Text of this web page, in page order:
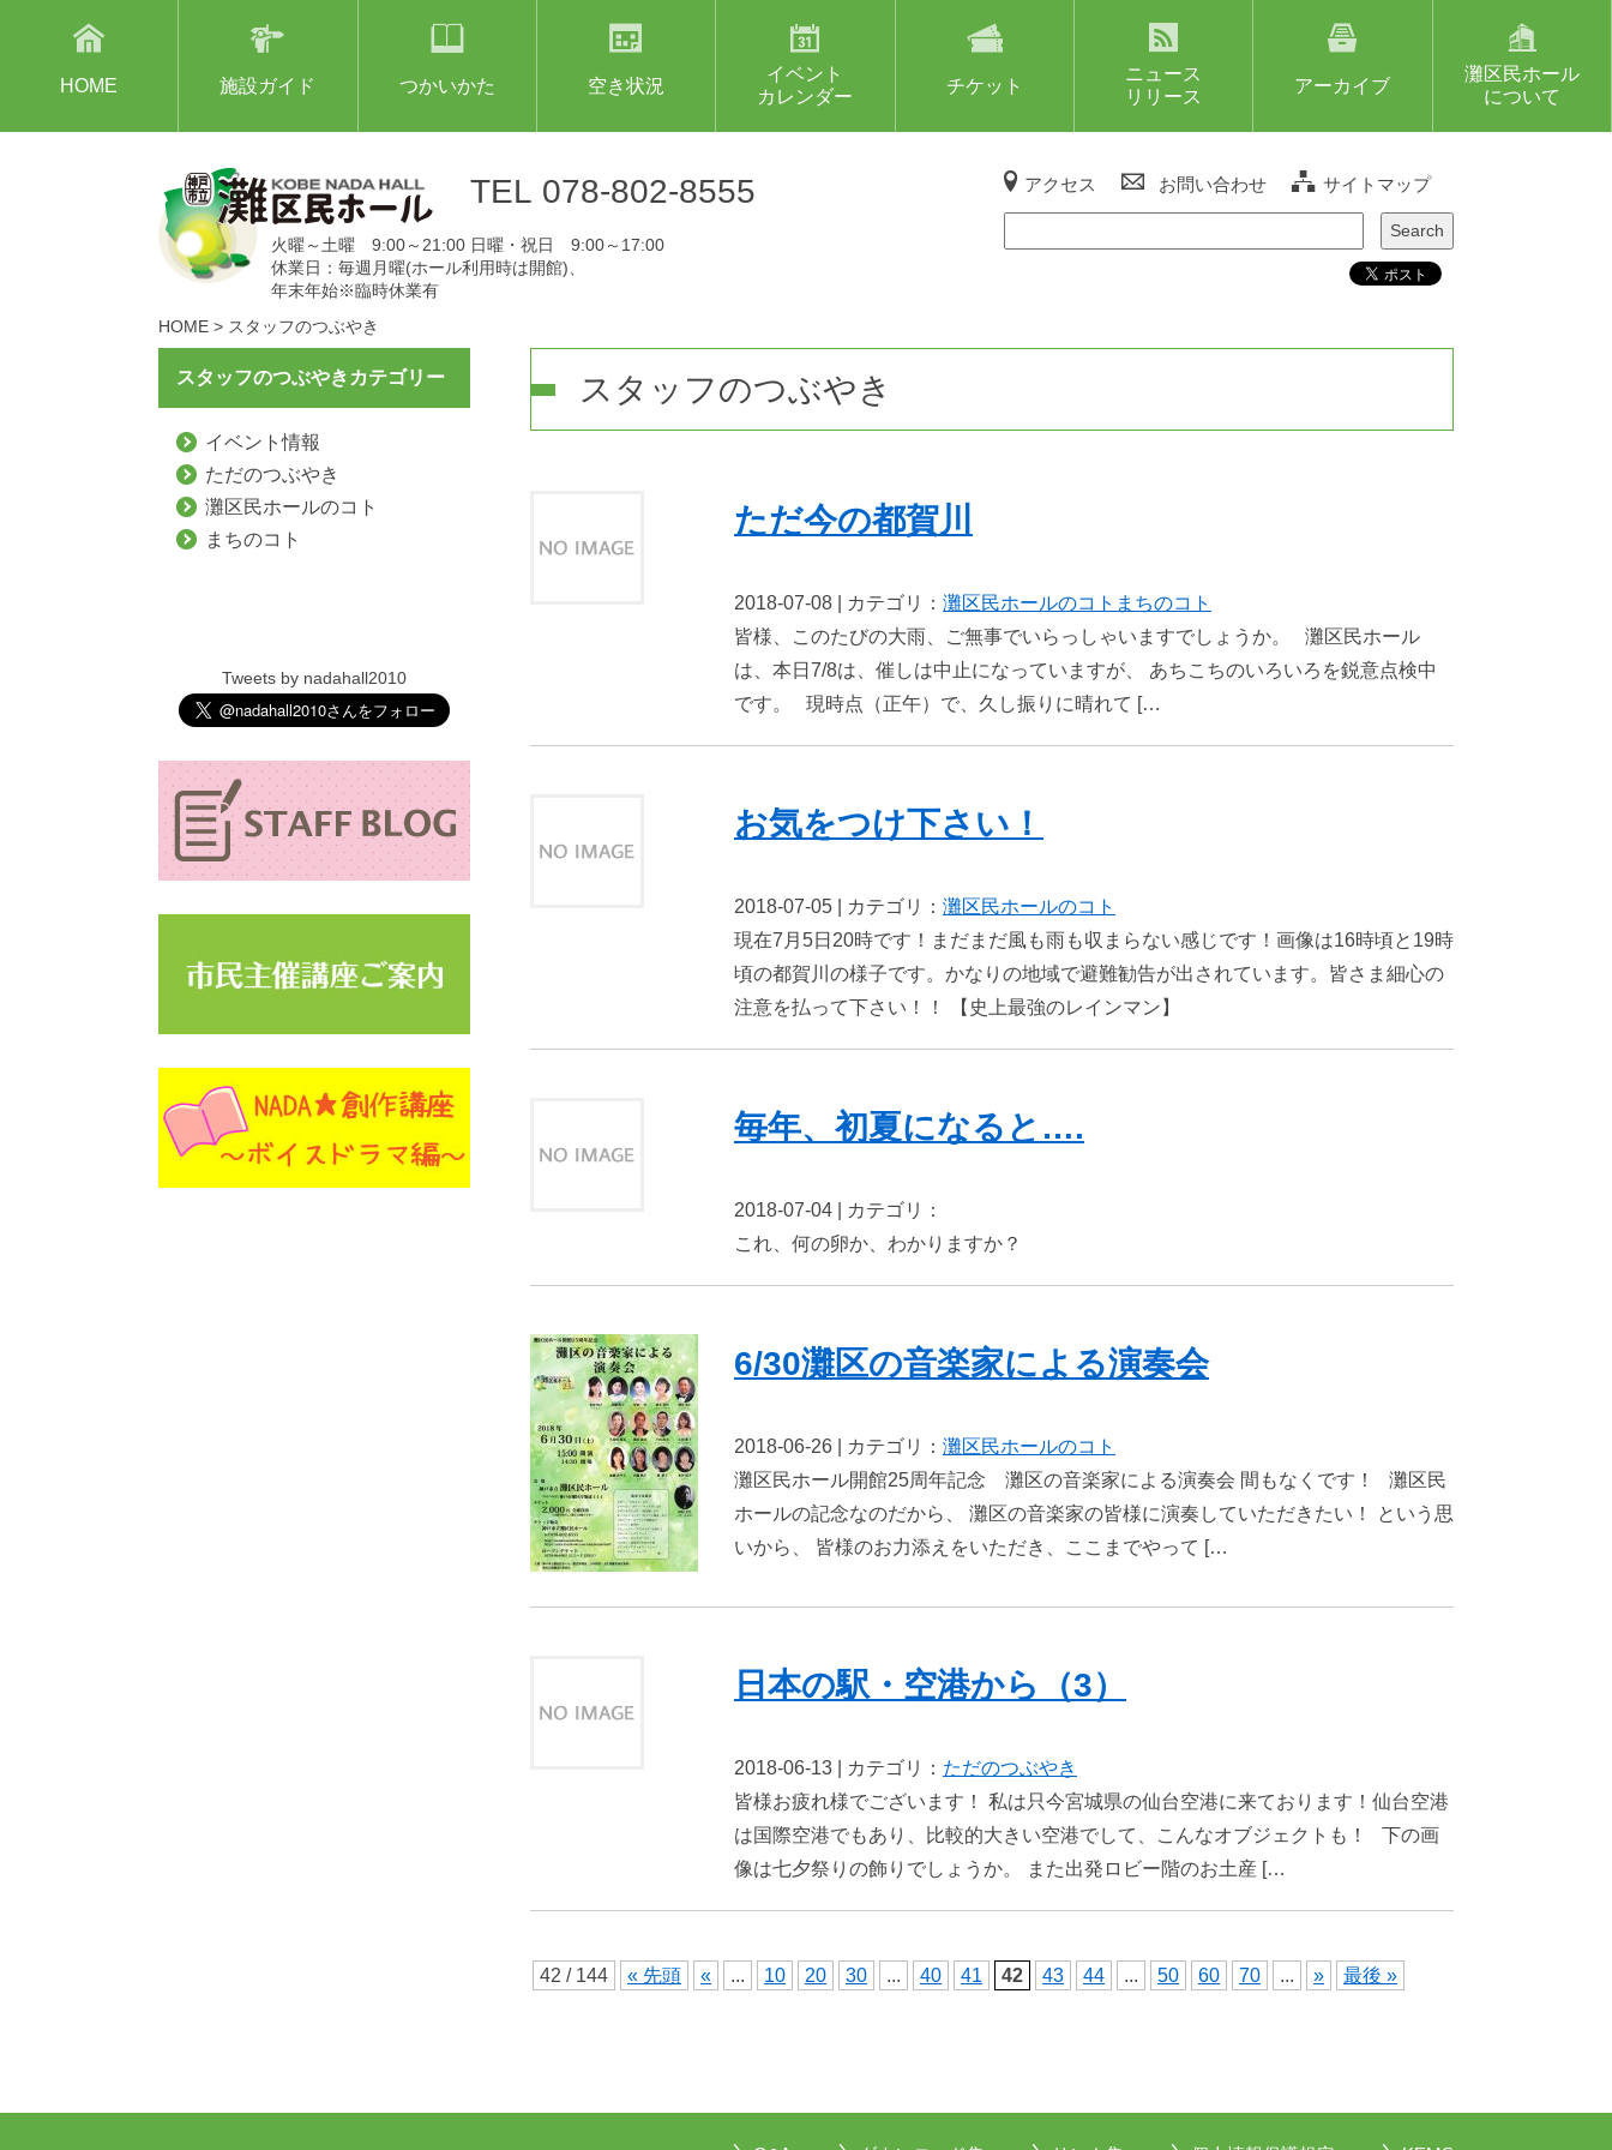
HOME 施設ガイド つかいかた 空き状況
イベント
カレンダー
チケット
ニュース
リリース
アーカイブ
灘区民ホール
について
TEL 078-802-8555
火曜～土曜 9:00～21:00 日曜・祝日 9:00～17:00
休業日：毎週月曜(ホール利用時は開館)、
年末年始※臨時休業有
アクセス お問い合わせ サイトマップ
HOME > スタッフのつぶやき
スタッフのつぶやき
ただ今の都賀川
2018-07-08 | カテゴリ：灘区民ホールのコト まちのコト
皆様、このたびの大雨、ご無事でいらっしゃいますでしょうか。 灘区民ホール
は、本日7/8は、催しは中止になっていますが、 あちこちのいろいろを鋭意点検中
です。 現時点（正午）で、久し振りに晴れて […
お気をつけ下さい！
2018-07-05 | カテゴリ：灘区民ホールのコト
現在7月5日20時です！まだまだ風も雨も収まらない感じです！画像は16時頃と19時
頃の都賀川の様子です。かなりの地域で避難勧告が出されています。皆さま細心の
注意を払って下さい！！ 【史上最強のレインマン】
毎年、初夏になると….
2018-07-04 | カテゴリ：
これ、何の卵か、わかりますか？
6/30灘区の音楽家による演奏会
2018-06-26 | カテゴリ：灘区民ホールのコト
灘区民ホール開館25周年記念 灘区の音楽家による演奏会 間もなくです！ 灘区民
ホールの記念なのだから、 灘区の音楽家の皆様に演奏していただきたい！ という思
いから、 皆様のお力添えをいただき、ここまでやって […
日本の駅・空港から（3）
2018-06-13 | カテゴリ： ただのつぶやき
皆様お疲れ様でございます！ 私は只今宮城県の仙台空港に来ております！仙台空港
は国際空港でもあり、比較的大きい空港でして、こんなオブジェクトも！ 下の画
像は七夕祭りの飾りでしょうか。 また出発ロビー階のお土産 […
42 / 144 « 先頭 « ... 10 20 30 ... 40 41 42 43 44 ... 50 60 70 ... » 最後 »
スタッフのつぶやきカテゴリー
イベント情報
ただのつぶやき
灘区民ホールのコト
まちのコト
Tweets by nadahall2010